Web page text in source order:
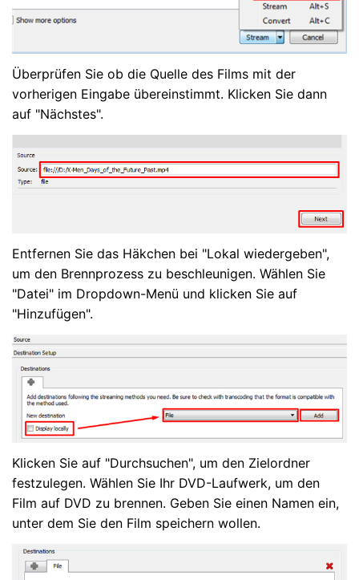
Überprüfen Sie ob die Quelle des Films mit der
vorherigen Eingabe übereinstimmt. Klicken Sie dann
auf "Nächstes".
Entfernen Sie das Häkchen bei "Lokal wiedergeben",
um den Brennprozess zu beschleunigen. Wählen Sie
"Datei" im Dropdown-Menü und klicken Sie auf
"Hinzufügen".
Klicken Sie auf "Durchsuchen", um den Zielordner
festzulegen. Wählen Sie Ihr DVD-Laufwerk, um den
Film auf DVD zu brennen. Geben Sie einen Namen ein,
unter dem Sie den Film speichern wollen.